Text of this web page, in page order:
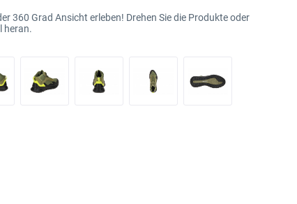
360 Grad Ansicht erleben! Drehen Sie die Produkte oder
heran.